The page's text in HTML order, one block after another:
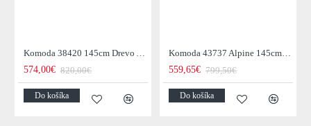
Komoda 38420 145cm Drevo Acacia Retro
574,00€ 820,00€
Do košíka
Komoda 43737 Alpine 145cm Drevo Acacia Honey
559,65€ 799,50€
Do košíka